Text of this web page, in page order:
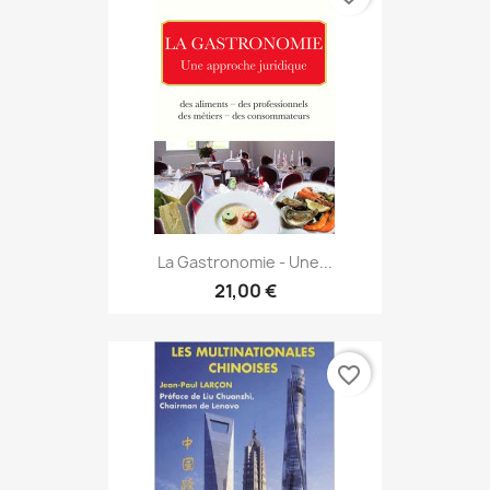
La Gastronomie - Une...
21,00 €
favorite_border